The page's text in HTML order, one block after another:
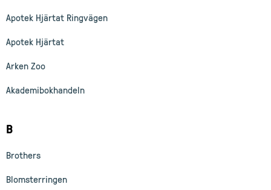
Apotek Hjärtat Ringvägen
Apotek Hjärtat
Arken Zoo
Akademibokhandeln
B
Brothers
Blomsterringen